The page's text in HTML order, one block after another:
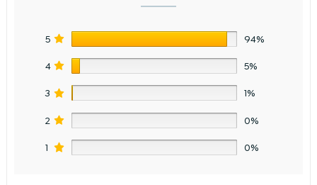
5 94%
4 5%
3 1%
2 0%
1 0%